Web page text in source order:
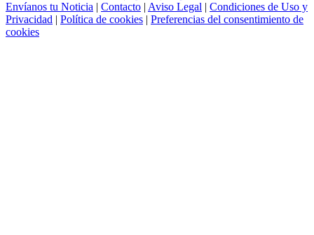
Envíanos tu Noticia | Contacto | Aviso Legal | Condiciones de Uso y
Privacidad | Política de cookies | Preferencias del consentimiento de
cookies